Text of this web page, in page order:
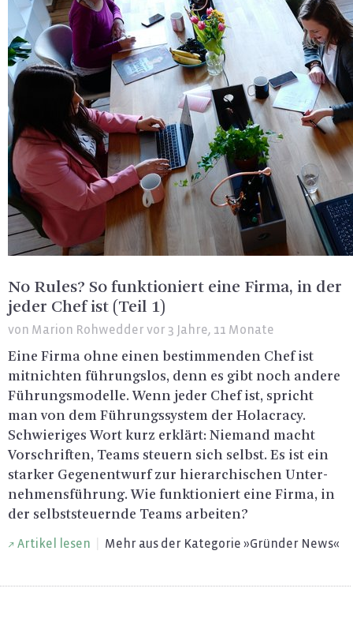
No Rules? So funktioniert eine Firma, in der
jeder Chef ist (Teil 1)
von Marion Rohwedder vor 3 Jahre, 11 Monate
Eine Firma ohne einen be­stim­men­den Chef ist
mit­nich­ten füh­rungs­los, denn es gibt noch an­de­re
Füh­rungs­mo­del­le. Wenn jeder Chef ist, spricht
man von dem Füh­rungs­sys­tem der Ho­la­cra­cy.
Schwie­ri­ges Wort kurz er­klärt: Nie­mand macht
Vor­schrif­ten, Teams steu­ern sich selbst. Es ist ein
star­ker Ge­gen­ent­wurf zur hier­ar­chi­schen Un­ter­
neh­mens­füh­rung. Wie funk­tio­niert eine Firma, in
der selbst­steu­ern­de Teams ar­bei­ten?
Ar­ti­kel lesen Mehr aus der Ka­te­go­rie »Grün­der News«